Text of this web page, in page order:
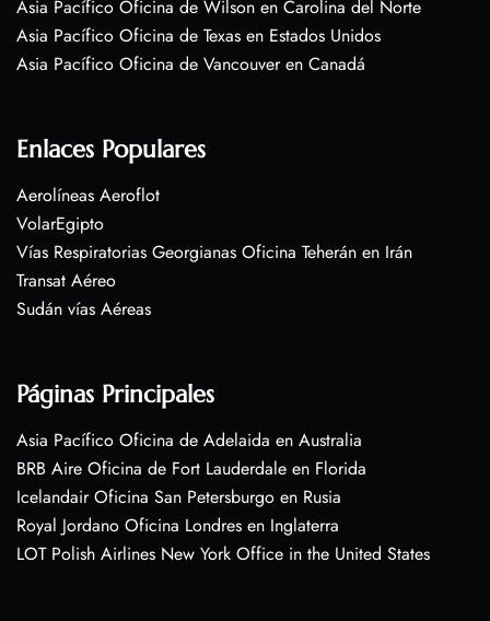
Asia Pacífico Oficina de Wilson en Carolina del Norte
Asia Pacífico Oficina de Texas en Estados Unidos
Asia Pacífico Oficina de Vancouver en Canadá
Enlaces Populares
Aerolíneas Aeroflot
VolarEgipto
Vías Respiratorias Georgianas Oficina Teherán en Irán
Transat Aéreo
Sudán vías Aéreas
Páginas Principales
Asia Pacífico Oficina de Adelaida en Australia
BRB Aire Oficina de Fort Lauderdale en Florida
Icelandair Oficina San Petersburgo en Rusia
Royal Jordano Oficina Londres en Inglaterra
LOT Polish Airlines New York Office in the United States